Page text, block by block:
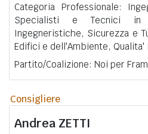
Categoria Professionale:
Specialisti e Tecnici in
Ingegneristiche, Sicurezza e
Edifici e dell'Ambiente, Qualita'
Partito/Coalizione: Noi per
Consigliere
Andrea ZETTI